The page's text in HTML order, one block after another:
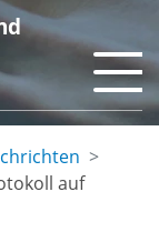
auf